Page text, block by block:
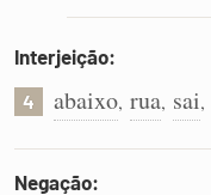
Interjeição:
4 abaixo, rua, sai,
Negação: